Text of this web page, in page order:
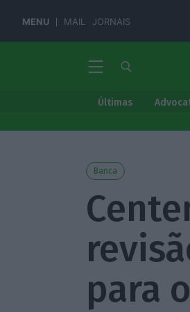
MENU MAIL JORNAIS
Últimas
Banca
para